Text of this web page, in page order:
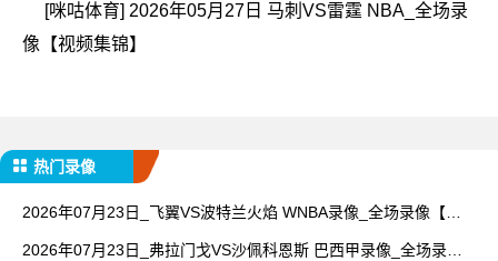
[咪咕体育] 2026年05月27日 马刺VS雷霆 NBA_全场录
像【视频集锦】
热门录像
2026年07月23日_飞翼VS波特兰火焰 WNBA录像_全场录像【视
2026年07月23日_弗拉门戈VS沙佩科恩斯 巴西甲录像_全场录像